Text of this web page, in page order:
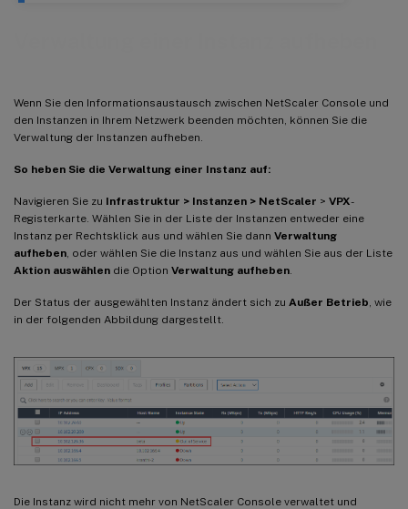
Wenn Sie den Informationsaustausch zwischen NetScaler Console und
den Instanzen in Ihrem Netzwerk beenden möchten, können Sie die
Verwaltung der Instanzen aufheben.
So heben Sie die Verwaltung einer Instanz auf:
Navigieren Sie zu Infrastruktur > Instanzen > NetScaler > VPX-
Registerkarte. Wählen Sie in der Liste der Instanzen entweder eine
Instanz per Rechtsklick aus und wählen Sie dann Verwaltung
aufheben , oder wählen Sie die Instanz aus und wählen Sie aus der Liste
Aktion auswählen die Option Verwaltung aufheben
Der Status der ausgewählten Instanz ändert sich zu Außer Betrieb , wie
in der folgenden Abbildung dargestellt.
Die Instanz wird nicht mehr von NetScaler Console verwaltet und